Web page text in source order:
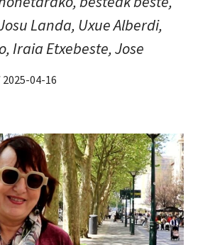
Landa, Uxue Alberdi,
Iraia Etxebeste, Jose
2025-04-16